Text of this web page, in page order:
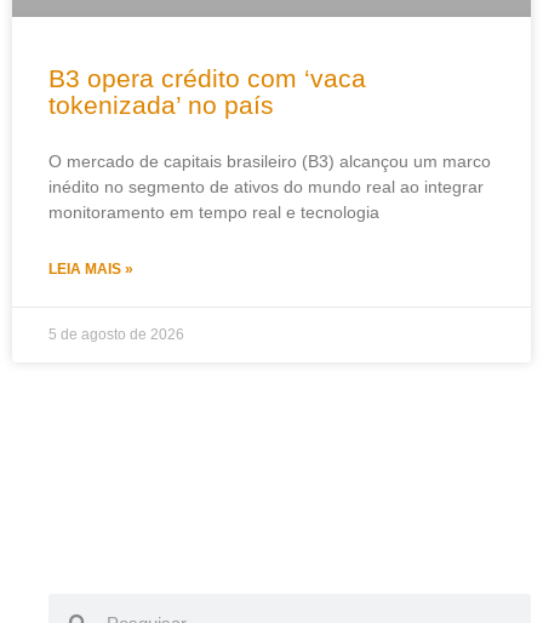
B3 opera crédito com ‘vaca
tokenizada’ no país
O mercado de capitais brasileiro (B3) alcançou um marco
inédito no segmento de ativos do mundo real ao integrar
monitoramento em tempo real e tecnologia
LEIA MAIS »
5 de agosto de 2026